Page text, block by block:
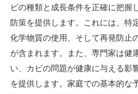
ビの種類と成長条件を正確に把握
防策を提供します。これには、特
化学物質の使用、そして再発防止
が含まれます。また、専門家は健
い、カビの問題が健康に与える影
を提供します。家庭での基本的な